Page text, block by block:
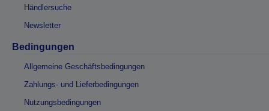
Händlersuche
Newsletter
Bedingungen
Allgemeine Geschäftsbedingungen
Zahlungs- und Lieferbedingungen
Nutzungsbedingungen